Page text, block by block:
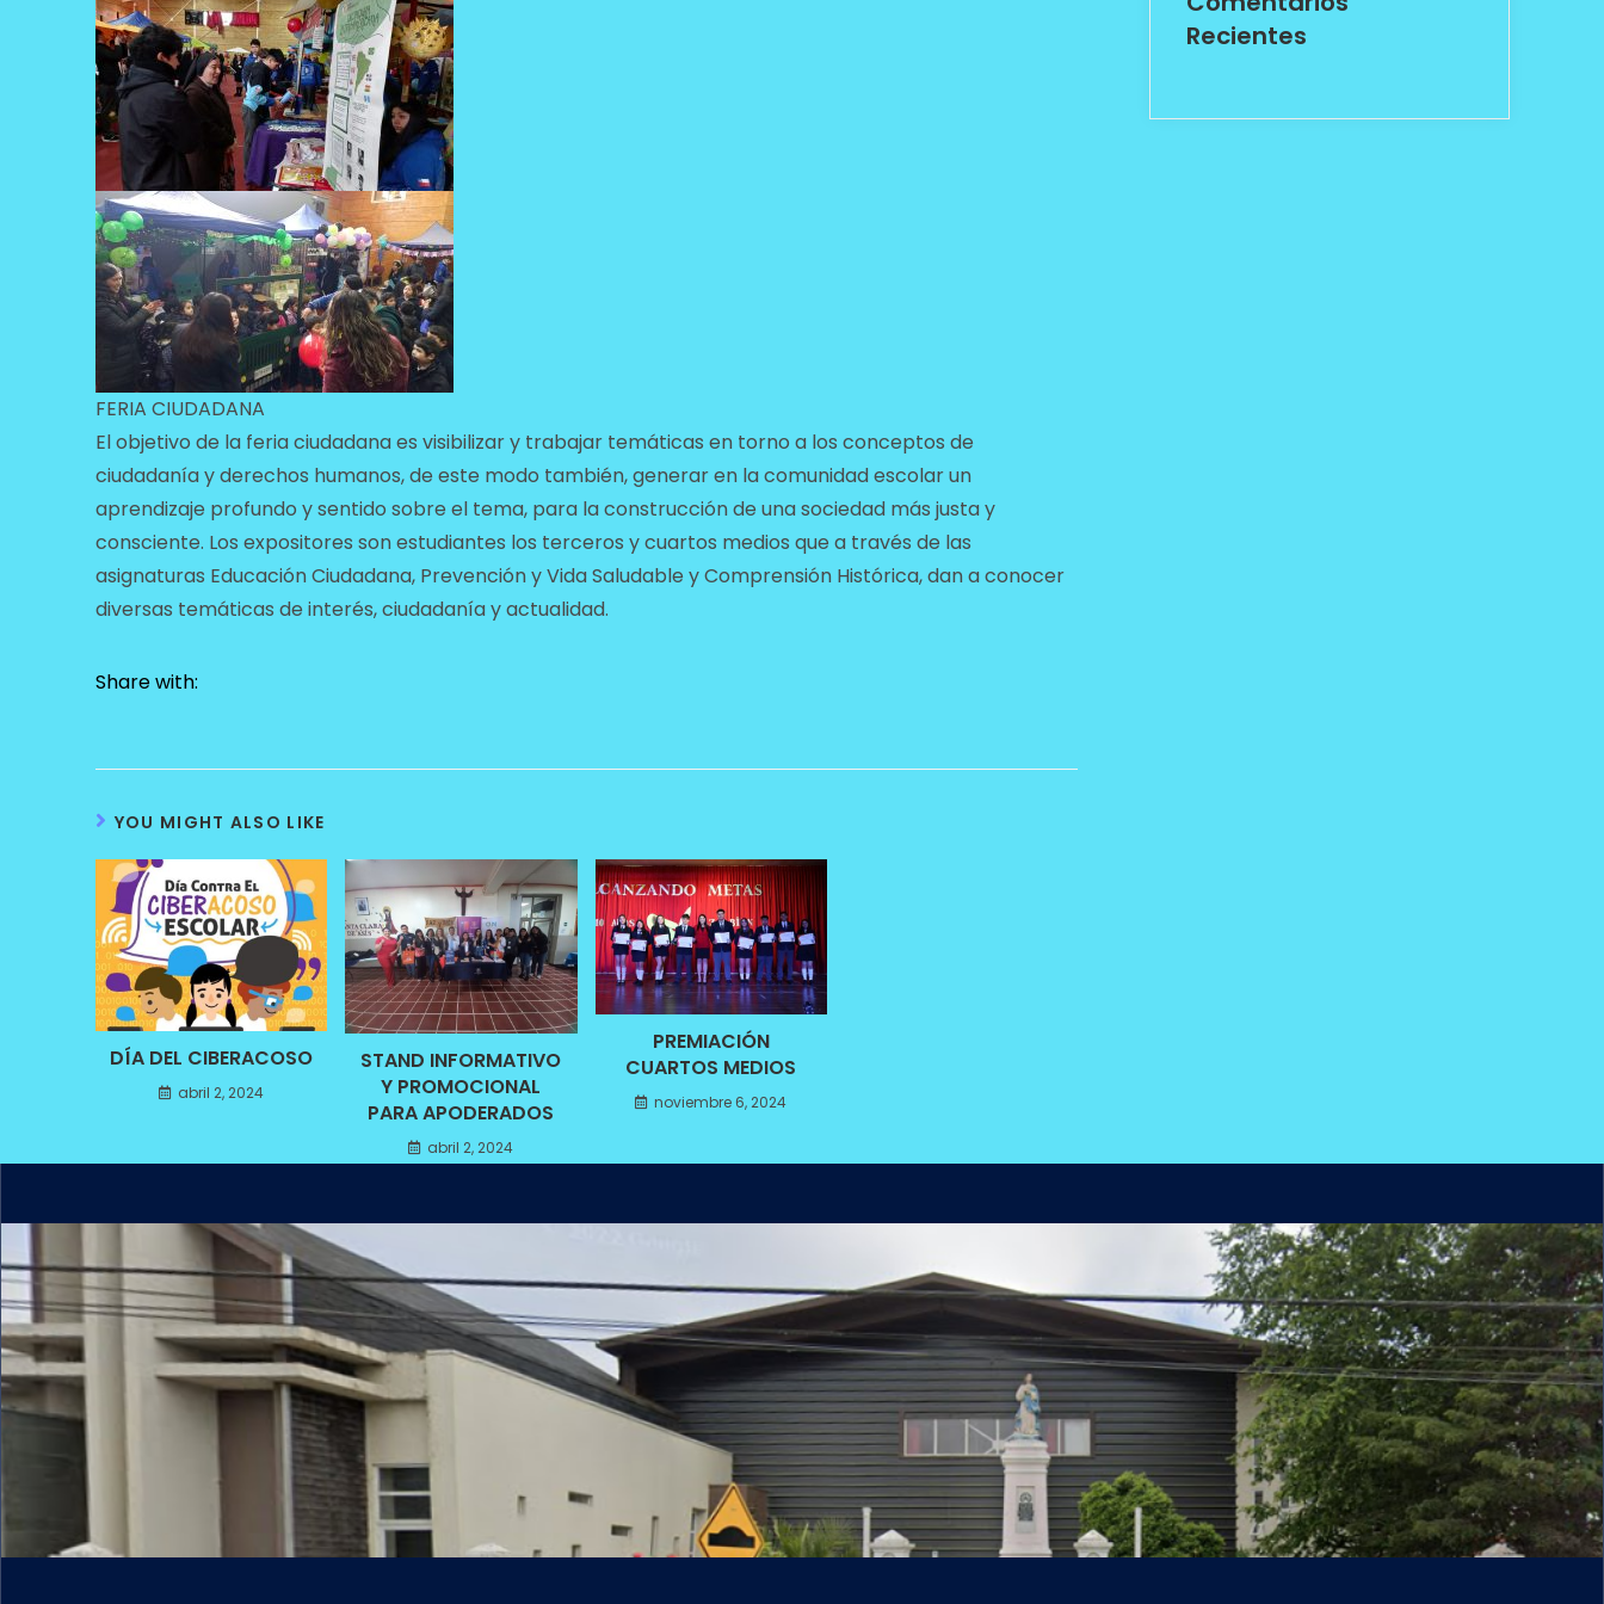
FERIA CIUDADANA
El objetivo de la feria ciudadana es visibilizar y trabajar temáticas en torno a los conceptos de
ciudadanía y derechos humanos, de este modo también, generar en la comunidad escolar un
aprendizaje profundo y sentido sobre el tema, para la construcción de una sociedad más justa y
consciente. Los expositores son estudiantes los terceros y cuartos medios que a través de las
asignaturas Educación Ciudadana, Prevención y Vida Saludable y Comprensión Histórica, dan a conocer
diversas temáticas de interés, ciudadanía y actualidad.
Share with:
YOU MIGHT ALSO LIKE
DÍA DEL CIBERACOSO
abril 2, 2024
STAND INFORMATIVO
Y PROMOCIONAL
PARA APODERADOS
abril 2, 2024
PREMIACIÓN
CUARTOS MEDIOS
noviembre 6, 2024
Recientes